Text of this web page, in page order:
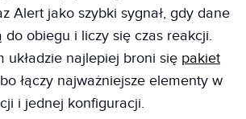
Alert jako szybki sygnał, gdy dane
do obiegu i liczy się czas reakcji.
układzie najlepiej broni się pakiet
łączy najważniejsze elementy w
i jednej konfiguracji.